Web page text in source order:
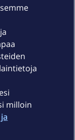
milloin